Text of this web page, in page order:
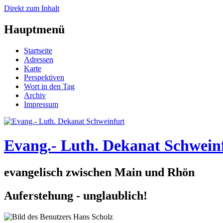
Direkt zum Inhalt
Hauptmenü
Startseite
Adressen
Karte
Perspektiven
Wort in den Tag
Archiv
Impressum
Evang.- Luth. Dekanat
evangelisch zwischen Main und Rhön
Auferstehung - unglaublich!